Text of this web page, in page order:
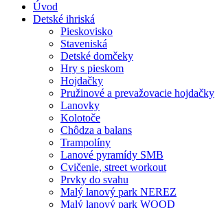
Úvod
Detské ihriská
Pieskovisko
Staveniská
Detské domčeky
Hry s pieskom
Hojdačky
Pružinové a prevažovacie hojdačky
Lanovky
Kolotoče
Chôdza a balans
Trampolíny
Lanové pyramídy SMB
Cvičenie, street workout
Prvky do svahu
Malý lanový park NEREZ
Malý lanový park WOOD